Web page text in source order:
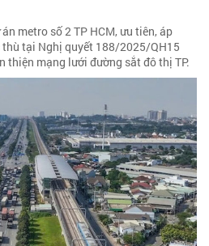
metro số 2 TP HCM, ưu tiên, áp
tại Nghị quyết 188/2025/QH15
thiện mạng lưới đường sắt đô thị TP.